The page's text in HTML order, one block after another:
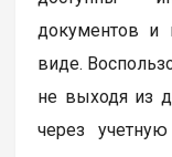
документов и
виде.
не выходя из
через